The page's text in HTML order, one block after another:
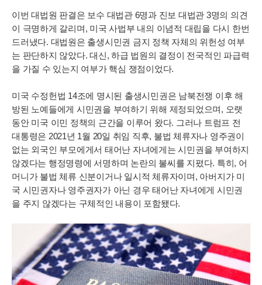
이번 대법원 판결은 보수 대법관 6명과 진보 대법관 3명의 의견
이 극명하게 갈리며, 미국 사법부 내의 이념적 대립을 다시 한번
드러냈다. 대법원은 출생시민권 금지 정책 자체의 위헌성 여부
는 판단하지 않았다. 대신, 하급 법원의 결정이 전국적인 파급력
을 가질 수 있는지 여부가 핵심 쟁점이었다.
미국 수정헌법 14조에 명시된 출생시민권은 남북전쟁 이후 해
방된 노예들에게 시민권을 부여하기 위해 제정되었으며, 오랫
동안 미국 이민 정책의 근간을 이루어 왔다. 그러나 트럼프 전
대통령은 2021년 1월 20일 취임 직후, 불법 체류자나 영주권이
없는 외국인 부모에게서 태어난 자녀에게는 시민권을 부여하지
않겠다는 행정명령에 서명하며 논란의 불씨를 지폈다. 특히, 어
머니가 불법 체류 신분이거나 일시적 체류자이며, 아버지가 미
국 시민권자나 영주권자가 아닌 경우 태어난 자녀에게 시민권
을 주지 않겠다는 구체적인 내용이 포함됐다.